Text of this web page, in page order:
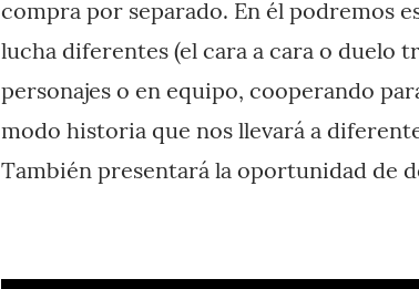
compra por separado. En él podremos
lucha diferentes (el cara a cara o
personajes o en equipo, cooperando
modo historia que nos llevará a
También presentará la oportunidad de